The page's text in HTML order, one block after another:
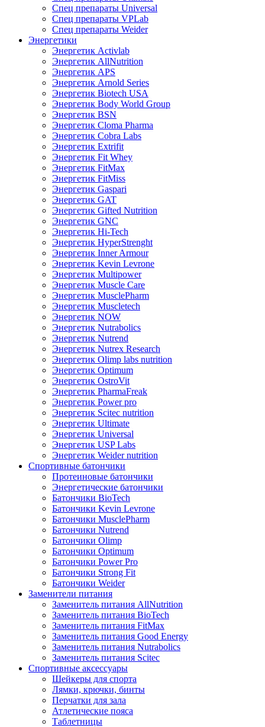
Спец препараты Universal
Спец препараты VPLab
Спец препараты Weider
Энергетики
Энергетик Activlab
Энергетик AllNutrition
Энергетик APS
Энергетик Arnold Series
Энергетик Biotech USA
Энергетик Body World Group
Энергетик BSN
Энергетик Cloma Pharma
Энергетик Cobra Labs
Энергетик Extrifit
Энергетик Fit Whey
Энергетик FitMax
Энергетик FitMiss
Энергетик Gaspari
Энергетик GAT
Энергетик Gifted Nutrition
Энергетик GNC
Энергетик Hi-Tech
Энергетик HyperStrenght
Энергетик Inner Armour
Энергетик Kevin Levrone
Энергетик Multipower
Энергетик Muscle Care
Энергетик MusclePharm
Энергетик Muscletech
Энергетик NOW
Энергетик Nutrabolics
Энергетик Nutrend
Энергетик Nutrex Research
Энергетик Olimp labs nutrition
Энергетик Optimum
Энергетик OstroVit
Энергетик PharmaFreak
Энергетик Power pro
Энергетик Scitec nutrition
Энергетик Ultimate
Энергетик Universal
Энергетик USP Labs
Энергетик Weider nutrition
Спортивные батончики
Протеиновые батончики
Энергетические батончики
Батончики BioTech
Батончики Kevin Levrone
Батончики MusclePharm
Батончики Nutrend
Батончики Olimp
Батончики Optimum
Батончики Power Pro
Батончики Strong Fit
Батончики Weider
Заменители питания
Заменитель питания AllNutrition
Заменитель питания BioTech
Заменитель питания FitMax
Заменитель питания Good Energy
Заменитель питания Nutrabolics
Заменитель питания Scitec
Спортивные аксессуары
Шейкеры для спорта
Лямки, крючки, бинты
Перчатки для зала
Атлетические пояса
Таблетницы